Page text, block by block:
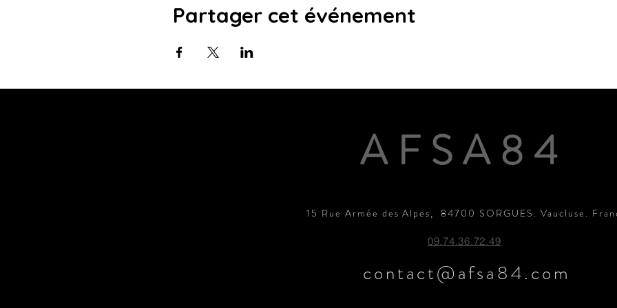
Partager cet événement
AFSA84
15 Rue Armée des Alpes, 84700 SORGUES. Vaucluse.
09.74.36.72.49
contact@afsa84.com